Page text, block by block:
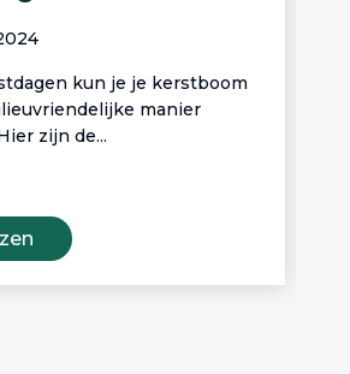
kun je je kerstboom
manier
zijn de...